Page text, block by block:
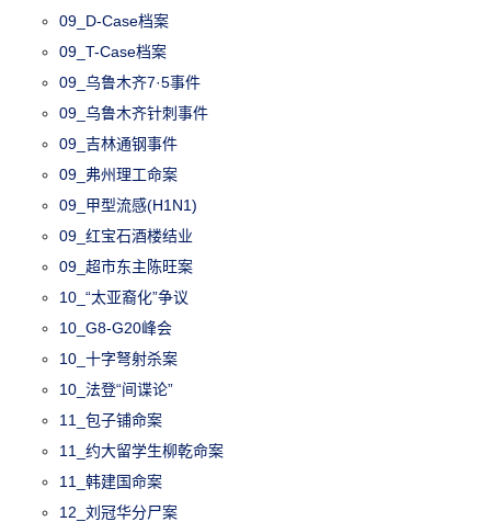
09_D-Case档案
09_T-Case档案
09_乌鲁木齐7·5事件
09_乌鲁木齐针刺事件
09_吉林通钢事件
09_弗州理工命案
09_甲型流感(H1N1)
09_红宝石酒楼结业
09_超市东主陈旺案
10_“太亚裔化”争议
10_G8-G20峰会
10_十字弩射杀案
10_法登“间谍论”
11_包子铺命案
11_约大留学生柳乾命案
11_韩建国命案
12_刘冠华分尸案